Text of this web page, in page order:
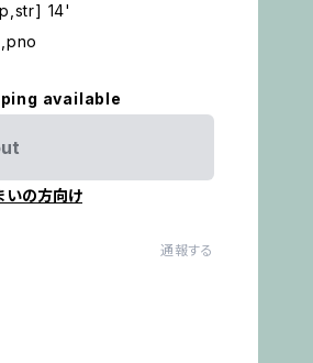
14'
available
いの方向け
通報する